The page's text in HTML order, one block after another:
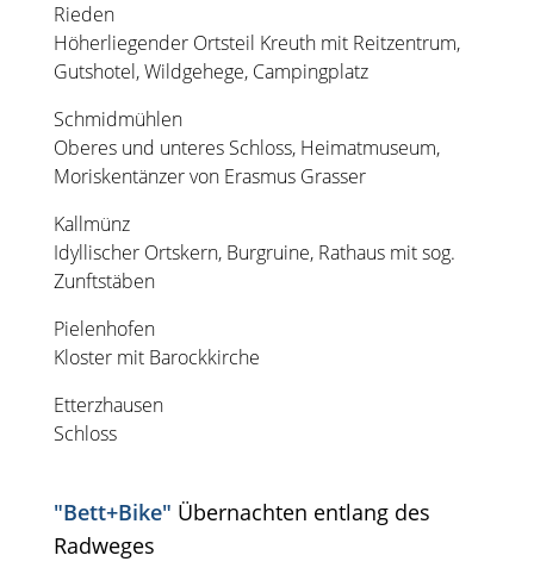
Rieden
Höherliegender Ortsteil Kreuth mit Reitzentrum,
Gutshotel, Wildgehege, Campingplatz
Schmidmühlen
Oberes und unteres Schloss, Heimatmuseum,
Moriskentänzer von Erasmus Grasser
Kallmünz
Idyllischer Ortskern, Burgruine, Rathaus mit sog.
Zunftstäben
Pielenhofen
Kloster mit Barockkirche
Etterzhausen
Schloss
"Bett+Bike" Übernachten entlang des
Radweges